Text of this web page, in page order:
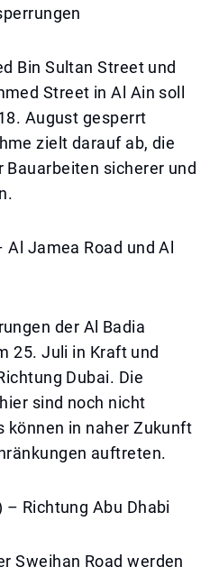
Bin Sultan Street und
Street in Al Ain soll
August gesperrt
zielt darauf ab, die
Bauarbeiten sicherer und
Jamea Road und Al
der Al Badia
25. Juli in Kraft und
Dubai. Die
sind noch nicht
können in naher Zukunft
auftreten.
– Richtung Abu Dhabi
Sweihan Road werden